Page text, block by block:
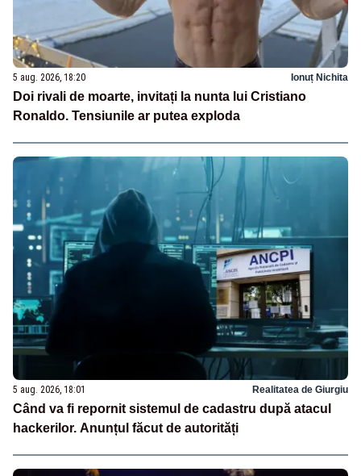
5 aug. 2026, 18:20 Ionuț Nichita
Doi rivali de moarte, invitați la nunta lui Cristiano
Ronaldo. Tensiunile ar putea exploda
5 aug. 2026, 18:01 Realitatea de Giurgiu
Când va fi repornit sistemul de cadastru după atacul
hackerilor. Anunțul făcut de autorități